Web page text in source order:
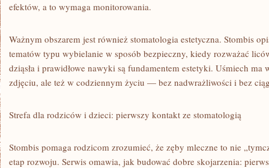
efektów, a to wymaga monitorowania.
Ważnym obszarem jest również stomatologia estetyczna. Stombis
tematów typu wybielanie w sposób bezpieczny, kiedy rozważać
dziąsła i prawidłowe nawyki są fundamentem estetyki. Uśmiech
zdjęciu, ale też w codziennym życiu — bez nadwrażliwości i bez
Strefa dla rodziców i dzieci: pierwszy kontakt ze stomatologią
Stombis pomaga rodzicom zrozumieć, że zęby mleczne to nie
etap rozwoju. Serwis omawia, jak budować dobre skojarzenia: